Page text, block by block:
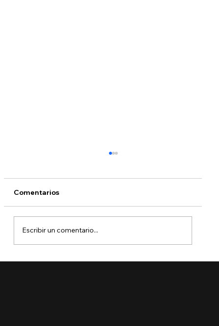
Comentarios
Escribir un comentario...